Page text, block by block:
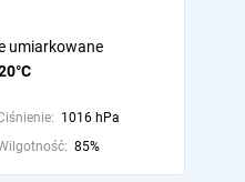
umiarkowane
1016 hPa
85%